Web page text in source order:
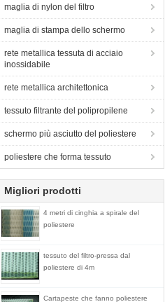
maglia di nylon del filtro
maglia di stampa dello schermo
rete metallica tessuta di acciaio
inossidabile
rete metallica architettonica
tessuto filtrante del polipropilene
schermo più asciutto del poliestere
poliestere che forma tessuto
Migliori prodotti
4 metri di cinghia a spirale del
poliestere
tessuto del filtro-pressa dal
poliestere di 4m
Cartapeste che fanno poliestere